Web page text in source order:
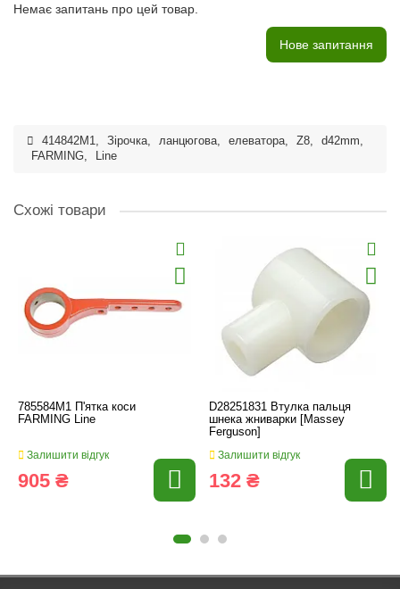
Немає запитань про цей товар.
Нове запитання
414842M1, Зірочка, ланцюгова, елеватора, Z8, d42mm,
FARMING, Line
Схожі товари
785584M1 П'ятка коси
FARMING Line
Залишити відгук
905 ₴
D28251831 Втулка пальця
шнека жниварки [Massey
Ferguson]
Залишити відгук
132 ₴